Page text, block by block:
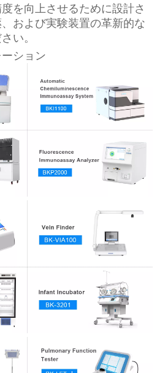
を向上させるために設計さ
および実験装置の革新的な
い。
ション